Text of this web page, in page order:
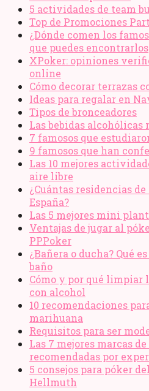
5 actividades de team
Top de Promociones
¿Dónde comen los
que puedes encontrarlos
XPoker: opiniones
online
Cómo decorar terrazas
Ideas para regalar en
Tipos de bronceadores
Las bebidas alcohólicas
7 famosos que
9 famosos que han
Las 10 mejores
aire libre
¿Cuántas residencias
España?
Las 5 mejores mini
Ventajas de jugar al
PPPoker
¿Bañera o ducha? Qué
baño
Cómo y por qué limpiar
con alcohol
10 recomendaciones
marihuana
Requisitos para ser
Las 7 mejores marcas
recomendadas por
5 consejos para póker
Hellmuth